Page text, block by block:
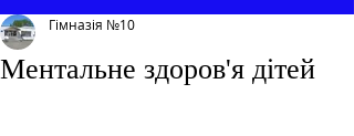
Ментальне здоров'я дітей
Гімназія №10